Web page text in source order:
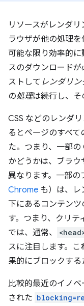
リソースがレンダ
ラウザが他の処理
可能な限り効率的
スのダウンロード
ストして レンダリン
の処理は続行し、そ
CSS などのレンダ
るとページのすべ
た。つまり、一部
かどうかは、ブラ
異なります。一部の
Chrome も）は、レ
下にあるコンテン
す。つまり、クリ
では、通常、
スに注目します。
果的にブロックする
比較的最近のイノベ
された